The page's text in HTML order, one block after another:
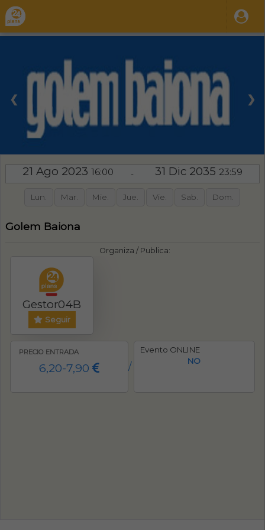
❮ ❯
21 Ago 202316:00 - 31 Dic 2035 23:59
Lun. Mar. Mie. Jue. Vie. Sab. Dom.
Golem Baiona
Organiza / Publica:
Gestor04B
Seguir
PRECIO ENTRADA
6,20-7,90 /
Evento ONLINE
NO